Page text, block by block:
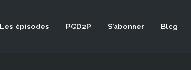
Les épisodes PQD2P S’abonner Blog